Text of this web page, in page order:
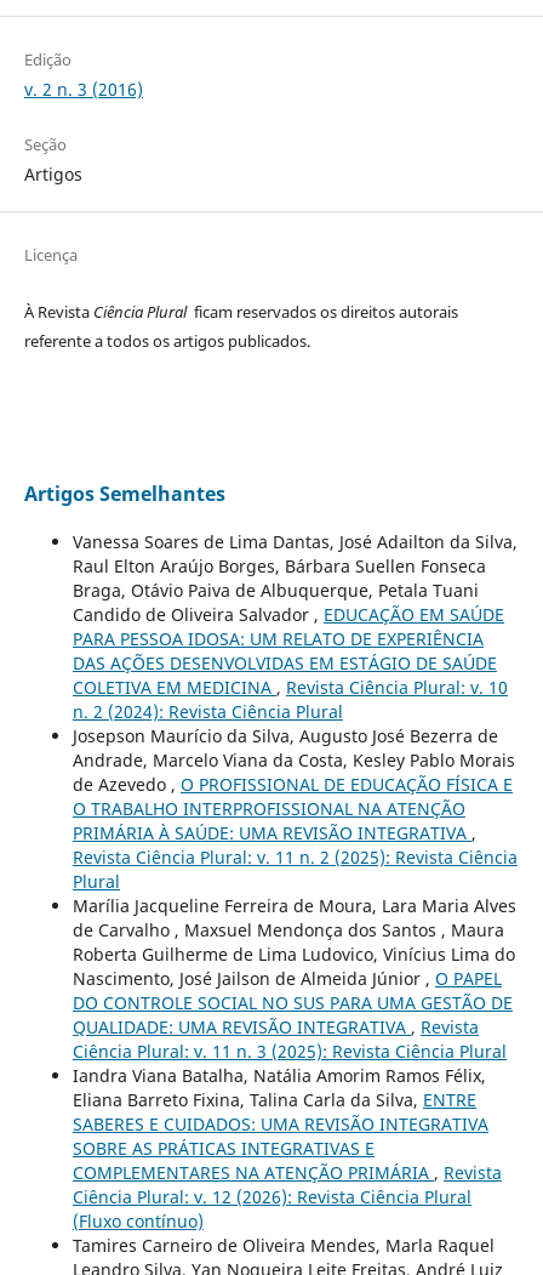
Edição
v. 2 n. 3 (2016)
Seção
Artigos
Licença
À Revista Ciência Plural ficam reservados os direitos autorais
referente a todos os artigos publicados.
Artigos Semelhantes
Vanessa Soares de Lima Dantas, José Adailton da Silva,
Raul Elton Araújo Borges, Bárbara Suellen Fonseca
Braga, Otávio Paiva de Albuquerque, Petala Tuani
Candido de Oliveira Salvador , EDUCAÇÃO EM SAÚDE
PARA PESSOA IDOSA: UM RELATO DE EXPERIÊNCIA
DAS AÇÕES DESENVOLVIDAS EM ESTÁGIO DE SAÚDE
COLETIVA EM MEDICINA , Revista Ciência Plural: v. 10
n. 2 (2024): Revista Ciência Plural
Josepson Maurício da Silva, Augusto José Bezerra de
Andrade, Marcelo Viana da Costa, Kesley Pablo Morais
de Azevedo , O PROFISSIONAL DE EDUCAÇÃO FÍSICA E
O TRABALHO INTERPROFISSIONAL NA ATENÇÃO
PRIMÁRIA À SAÚDE: UMA REVISÃO INTEGRATIVA ,
Revista Ciência Plural: v. 11 n. 2 (2025): Revista Ciência
Plural
Marília Jacqueline Ferreira de Moura, Lara Maria Alves
de Carvalho , Maxsuel Mendonça dos Santos , Maura
Roberta Guilherme de Lima Ludovico, Vinícius Lima do
Nascimento, José Jailson de Almeida Júnior , O PAPEL
DO CONTROLE SOCIAL NO SUS PARA UMA GESTÃO DE
QUALIDADE: UMA REVISÃO INTEGRATIVA , Revista
Ciência Plural: v. 11 n. 3 (2025): Revista Ciência Plural
Iandra Viana Batalha, Natália Amorim Ramos Félix,
Eliana Barreto Fixina, Talina Carla da Silva, ENTRE
SABERES E CUIDADOS: UMA REVISÃO INTEGRATIVA
SOBRE AS PRÁTICAS INTEGRATIVAS E
COMPLEMENTARES NA ATENÇÃO PRIMÁRIA , Revista
Ciência Plural: v. 12 (2026): Revista Ciência Plural
(Fluxo contínuo)
Tamires Carneiro de Oliveira Mendes, Marla Raquel
Leandro Silva, Yan Nogueira Leite Freitas, André Luiz